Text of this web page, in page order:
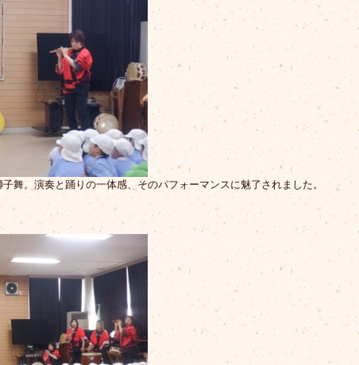
舞。演奏と踊りの一体感、そのパフォーマンスに魅了されました。